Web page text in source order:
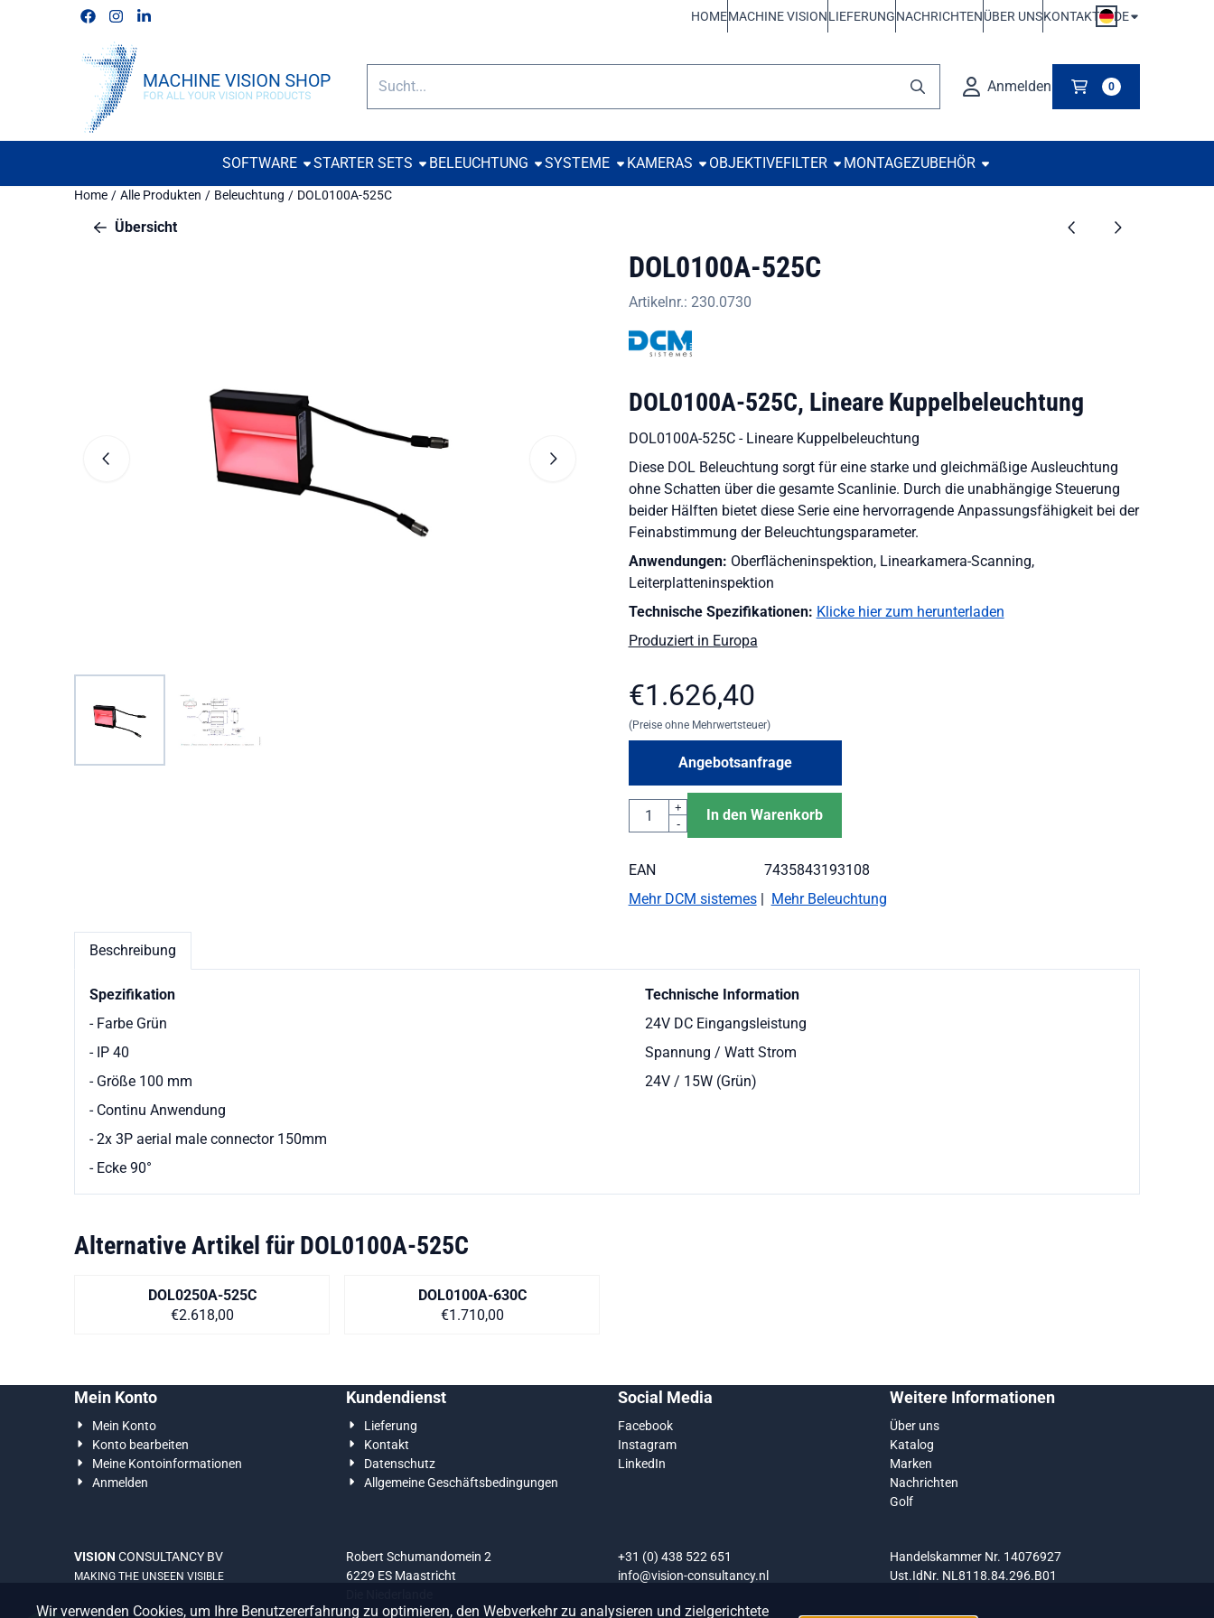
Cookie-Einstellungen verfügbar. Einstellungen wählen oder alle Cookies zulassen.
Folgen Sie uns auf Facebook
Folgen Sie uns auf Instagram
Folgen Sie uns auf Linkedin HOMEMACHINE VISIONLIEFERUNGNACHRICHTENÜBER UNSKONTAKT DE
Anmelden 0
SOFTWARE STARTER SETS BELEUCHTUNG SYSTEME KAMERAS OBJEKTIVEFILTER MONTAGEZUBEHÖR
Home / Alle Produkten / Beleuchtung / DOL0100A-525C
Übersicht
DOL0100A-525C
Artikelnr.: 230.0730
DOL0100A-525C, Lineare Kuppelbeleuchtung
DOL0100A-525C - Lineare Kuppelbeleuchtung
Diese DOL Beleuchtung sorgt für eine starke und gleichmäßige Ausleuchtung
ohne Schatten über die gesamte Scanlinie. Durch die unabhängige Steuerung
beider Hälften bietet diese Serie eine hervorragende Anpassungsfähigkeit bei der
Feinabstimmung der Beleuchtungsparameter.
Anwendungen: Oberflächeninspektion, Linearkamera-Scanning,
Leiterplatteninspektion
Technische Spezifikationen: Klicke hier zum herunterladen
Produziert in Europa
€1.626,40
(Preise ohne Mehrwertsteuer)
Angebotsanfrage
Anzahl
+
-
In den Warenkorb
EAN
7435843193108
Mehr DCM sistemes| Mehr Beleuchtung
Beschreibung
Spezifikation
- Farbe Grün
- IP 40
- Größe 100 mm
- Continu Anwendung
- 2x 3P aerial male connector 150mm
- Ecke 90°
Technische Information
24V DC Eingangsleistung
Spannung / Watt Strom
24V / 15W (Grün)
Alternative Artikel für DOL0100A-525C
DOL0250A-525C
Preis auf Anfrage
€2.618,00
DOL0100A-630C
Preis auf Anfrage
€1.710,00
Mein Konto
Mein Konto
Konto bearbeiten
Meine Kontoinformationen
Anmelden
Kundendienst
Lieferung
Kontakt
Datenschutz
Allgemeine Geschäftsbedingungen
Social Media
Facebook
Instagram
LinkedIn
Weitere Informationen
Über uns
Katalog
Marken
Nachrichten
Golf
VISION CONSULTANCY BV
MAKING THE UNSEEN VISIBLE
Robert Schumandomein 2
6229 ES Maastricht
+31 (0) 438 522 651
info@vision-consultancy.nl
Handelskammer Nr. 14076927
Ust.IdNr. NL8118.84.296.B01
Wir verwenden Cookies, um Ihre Benutzererfahrung zu optimieren, den Webverkehr zu analysieren und zielgerichtete